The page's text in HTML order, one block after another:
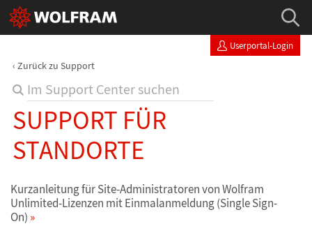
Userportal-Login
Zurück zu Support
SUPPORT FÜR
STANDORTE
Kurzanleitung für Site-Administratoren von Wolfram
Unlimited-Lizenzen mit Einmalanmeldung (Single Sign-
On)